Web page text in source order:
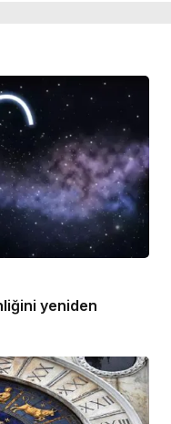
yeniden